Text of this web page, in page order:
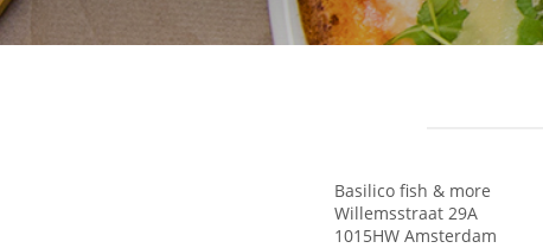
Basilico fish & more
Willemsstraat 29A
1015HW Amsterdam